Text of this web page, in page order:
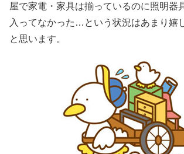
屋で家電・家具は揃っているのに照明器
入ってなかった…という状況はあまり嬉
と思います。